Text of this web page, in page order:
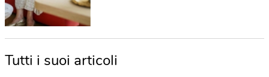
Tutti i suoi articoli